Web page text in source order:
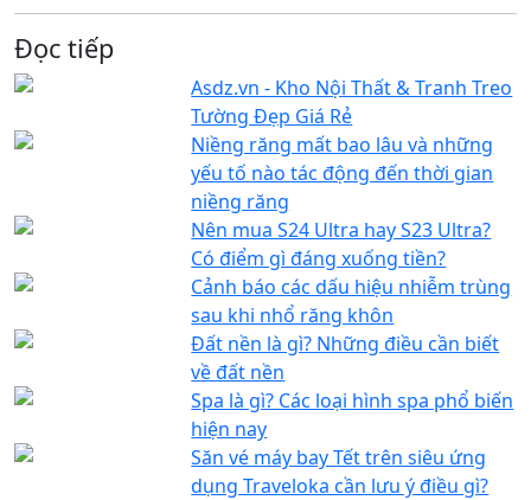
Đọc tiếp
Asdz.vn - Kho Nội Thất & Tranh Treo
Tường Đẹp Giá Rẻ
Niềng răng mất bao lâu và những
yếu tố nào tác động đến thời gian
niềng răng
Nên mua S24 Ultra hay S23 Ultra?
Có điểm gì đáng xuống tiền?
Cảnh báo các dấu hiệu nhiễm trùng
sau khi nhổ răng khôn
Đất nền là gì? Những điều cần biết
về đất nền
Spa là gì? Các loại hình spa phổ biến
hiện nay
Săn vé máy bay Tết trên siêu ứng
dụng Traveloka cần lưu ý điều gì?